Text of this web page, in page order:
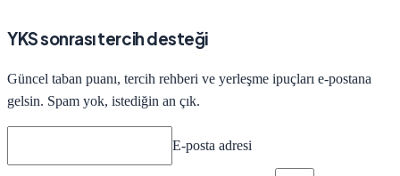
YKS sonrası tercih desteği
Güncel taban puanı, tercih rehberi ve yerleşme ipuçları e-postana
gelsin. Spam yok, istediğin an çık.
E-posta adresi